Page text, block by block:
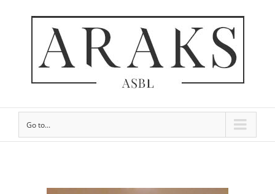
Go to...